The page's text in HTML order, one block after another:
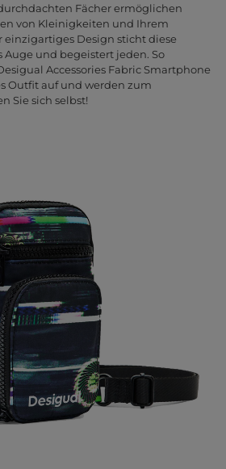
Fächer ermöglichen
von Kleinigkeiten und Ihrem
einzigartiges Design sticht diese
und begeistert jeden. So
Accessories Fabric Smartphone
Outfit auf und werden zum
Sie sich selbst!